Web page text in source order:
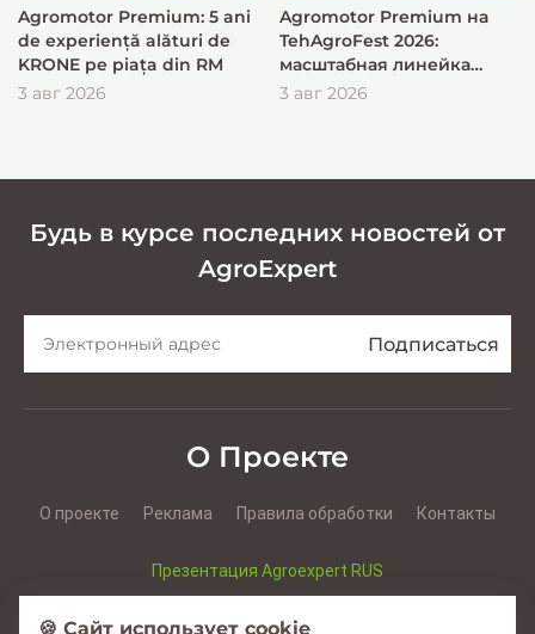
Agromotor Premium: 5 ani
de experiență alături de
KRONE pe piața din RM
3 авг 2026
Agromotor Premium на
TehAgroFest 2026:
масштабная линейка
KRONE для быстрой и
3 авг 2026
Будь в курсе последних новостей от
AgroExpert
О Проекте
О проекте Реклама Правила обработки Контакты
Презентация Agroexpert RUS
🍪 Сайт использует cookie